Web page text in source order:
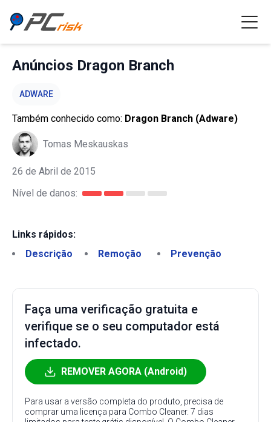
Anúncios Dragon Branch
ADWARE
Também conhecido como: Dragon Branch (Adware)
Tomas Meskauskas
26 de Abril de 2015
Nível de danos:
Links rápidos:
Descrição
Remoção Prevenção
Faça uma verificação gratuita e
verifique se o seu computador está
infectado.
REMOVER AGORA (Android)
Para usar a versão completa do produto, precisa de
comprar uma licença para Combo Cleaner. 7 dias